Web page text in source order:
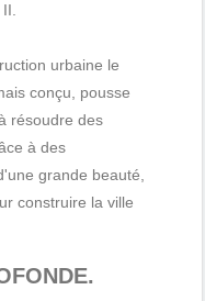
urbaine le
conçu, pousse
résoudre des
à des
grande beauté,
construire la ville